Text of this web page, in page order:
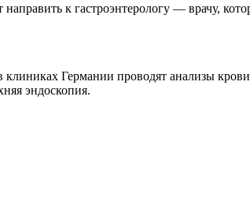
к гастроэнтерологу — врачу,
Германии проводят анализы
эндоскопия.